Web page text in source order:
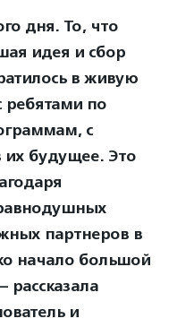
дня. То, что
идея и сбор
в живую
ребятами по
с
будущее. Это
партнеров в
начало большой
рассказала
и